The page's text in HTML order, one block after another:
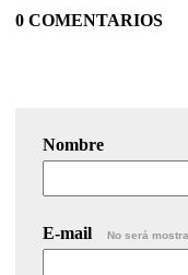
0 COMENTARIOS
Nombre
E-mail No será